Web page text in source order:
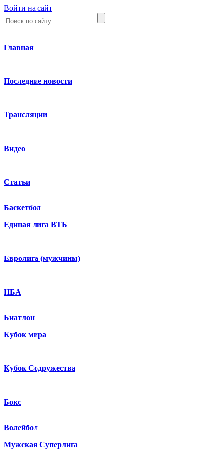
Войти на сайт
Главная
Последние новости
Трансляции
Видео
Статьи
Баскетбол
Единая лига ВТБ
Евролига (мужчины)
НБА
Биатлон
Кубок мира
Кубок Содружества
Бокс
Волейбол
Мужская Суперлига